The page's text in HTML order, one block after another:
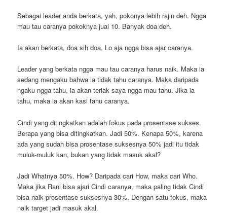
Sebagai leader anda berkata, yah, pokonya lebih rajin deh. Ngga
mau tau caranya pokoknya jual 10. Banyak doa deh.
Ia akan berkata, doa sih doa. Lo aja ngga bisa ajar caranya.
Leader yang berkata ngga mau tau caranya harus naik. Maka ia
sedang mengaku bahwa ia tidak tahu caranya. Maka daripada
ngaku ngga tahu, ia akan teriak saya ngga mau tahu. Jika ia
tahu, maka ia akan kasi tahu caranya.
Cindi yang ditingkatkan adalah fokus pada prosentase sukses.
Berapa yang bisa ditingkatkan. Jadi 50%. Kenapa 50%, karena
ada yang sudah bisa prosentase suksesnya 50% jadi itu tidak
muluk-muluk kan, bukan yang tidak masuk akal?
Jadi Whatnya 50%. How? Daripada cari How, maka cari Who.
Maka jika Rani bisa ajari Cindi caranya, maka paling tidak Cindi
bisa naik prosentase suksesnya 30%. Dengan satu fokus, maka
naik target jadi masuk akal.